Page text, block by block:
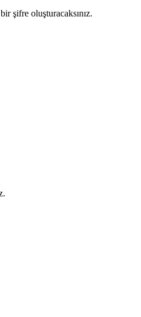
şifre oluşturacaksınız.